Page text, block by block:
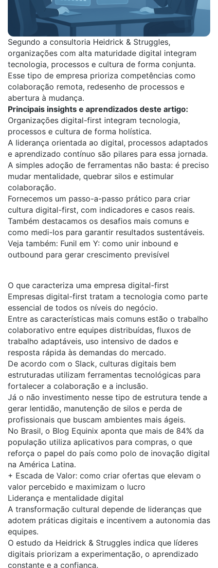
Segundo a consultoria Heidrick & Struggles,
organizações com alta maturidade digital integram
tecnologia, processos e cultura de forma conjunta.
Esse tipo de empresa prioriza competências como
colaboração remota, redesenho de processos e
abertura à mudança.
Principais insights e aprendizados deste artigo:
Organizações digital-first integram tecnologia,
processos e cultura de forma holística.
A liderança orientada ao digital, processos adaptados
e aprendizado contínuo são pilares para essa jornada.
A simples adoção de ferramentas não basta: é preciso
mudar mentalidade, quebrar silos e estimular
colaboração.
Fornecemos um passo-a-passo prático para criar
cultura digital-first, com indicadores e casos reais.
Também destacamos os desafios mais comuns e
como medi-los para garantir resultados sustentáveis.
Veja também: Funil em Y: como unir inbound e
outbound para gerar crescimento previsível
O que caracteriza uma empresa digital-first
Empresas digital-first tratam a tecnologia como parte
essencial de todos os níveis do negócio.
Entre as características mais comuns estão o trabalho
colaborativo entre equipes distribuídas, fluxos de
trabalho adaptáveis, uso intensivo de dados e
resposta rápida às demandas do mercado.
De acordo com o Slack, culturas digitais bem
estruturadas utilizam ferramentas tecnológicas para
fortalecer a colaboração e a inclusão.
Já o não investimento nesse tipo de estrutura tende a
gerar lentidão, manutenção de silos e perda de
profissionais que buscam ambientes mais ágeis.
No Brasil, o Blog Equinix aponta que mais de 84% da
população utiliza aplicativos para compras, o que
reforça o papel do país como polo de inovação digital
na América Latina.
+ Escada de Valor: como criar ofertas que elevam o
valor percebido e maximizam o lucro
Liderança e mentalidade digital
A transformação cultural depende de lideranças que
adotem práticas digitais e incentivem a autonomia das
equipes.
O estudo da Heidrick & Struggles indica que líderes
digitais priorizam a experimentação, o aprendizado
constante e a confiança.